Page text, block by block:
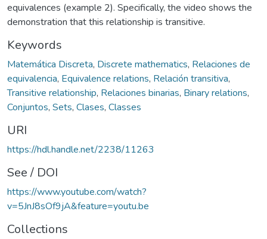
equivalences (example 2). Specifically, the video shows the
demonstration that this relationship is transitive.
Keywords
Matemática Discreta, Discrete mathematics, Relaciones de
equivalencia, Equivalence relations, Relación transitiva,
Transitive relationship, Relaciones binarias, Binary relations,
Conjuntos, Sets, Clases, Classes
URI
https://hdl.handle.net/2238/11263
See / DOI
https://www.youtube.com/watch?
v=5JnJ8sOf9jA&feature=youtu.be
Collections